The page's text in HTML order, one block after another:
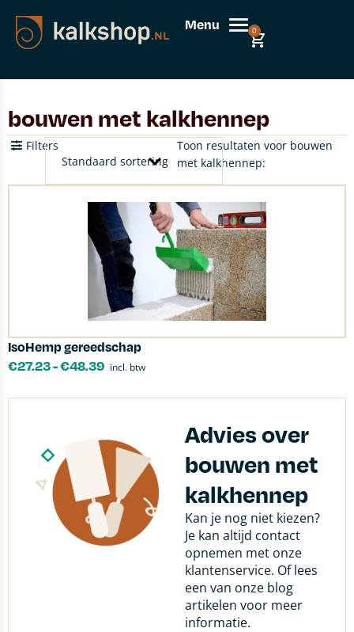
Menu 0
bouwen met kalkhennep
Toon resultaten voor bouwen
met kalkhennep:
Filters
IsoHemp gereedschap
€27.23-€48.39 incl. btw
Advies over
bouwen met
kalkhennep
Kan je nog niet kiezen?
Je kan altijd contact
opnemen met onze
klantenservice. Of lees
een van onze blog
artikelen voor meer
informatie.